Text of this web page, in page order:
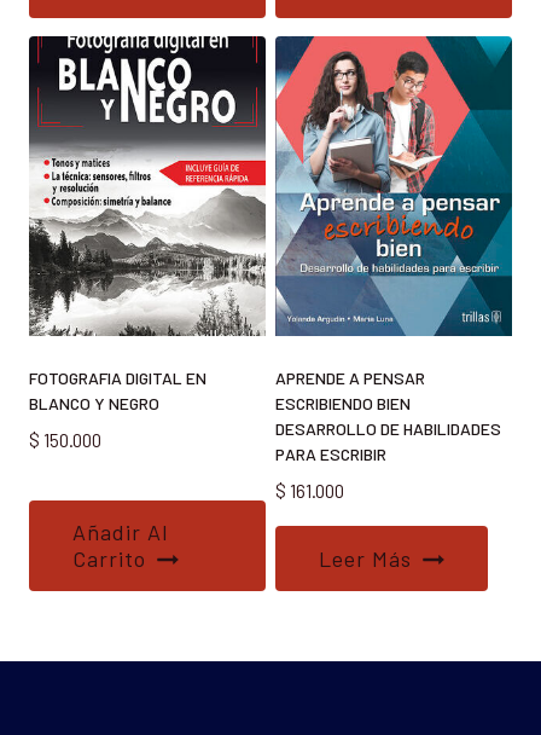
FOTOGRAFIA DIGITAL EN
BLANCO Y NEGRO
$ 150.000
Añadir Al
Carrito
APRENDE A PENSAR
ESCRIBIENDO BIEN
DESARROLLO DE HABILIDADES
PARA ESCRIBIR
$ 161.000
Leer Más